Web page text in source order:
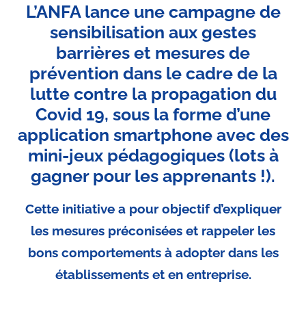
L’ANFA lance une campagne de
sensibilisation aux gestes
barrières et mesures de
prévention dans le cadre de la
lutte contre la propagation du
Covid 19, sous la forme d’une
application smartphone avec des
mini-jeux pédagogiques (lots à
gagner pour les apprenants !).
Cette initiative a pour objectif d’expliquer
les mesures préconisées et rappeler les
bons comportements à adopter dans les
établissements et en entreprise.